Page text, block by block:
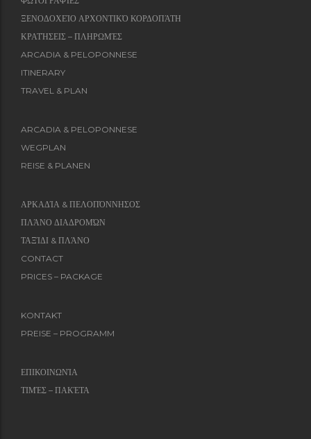
ΞΕΝΟΔΟΧΕΊΟ ΑΡΧΟΝΤΙΚΌ ΚΟΡΔΟΠΆΤΗ
ΚΡΑΤΉΣΕΙΣ – ΠΛΗΡΩΜΈΣ
ARCADIA & PELOPONNESE
ITINERARY
TRAVEL & PLAN
ARCADIA & PELOPONNESE
WEGPLAN
REISE & PLANEN
ΑΡΚΑΔΊΑ & ΠΕΛΟΠΌΝΝΗΣΟΣ
ΠΛΆΝΟ ΔΙΑΔΡΟΜΏΝ
ΤΑΞΊΔΙ & ΠΛΆΝΟ
CONTACT
PRICES – PACKAGE
KONTAKT
PREISE – PROGRAMM
ΕΠΙΚΟΙΝΩΝΊΑ
ΤΙΜΈΣ – ΠΑΚΈΤΑ